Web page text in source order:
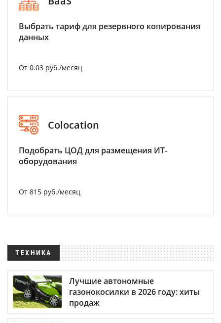
Выбрать тариф для резервного копирования
данных
От 0.03 руб./месяц
Colocation
Подобрать ЦОД для размещения ИТ-
оборудования
От 815 руб./месяц
ТЕХНИКА
Лучшие автономные
газонокосилки в 2026 году: хиты
продаж